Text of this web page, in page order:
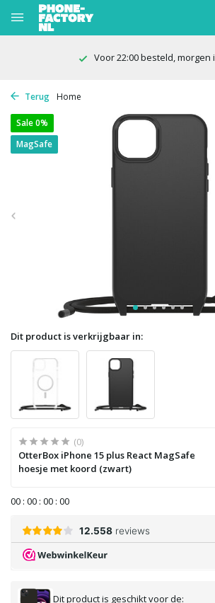
100 dagen bedenktijd
Terug Home
Sale 0%
MagSafe
Dit product is verkrijgbaar in:
(0)
OtterBox iPhone 15 plus React MagSafe
hoesje met koord (zwart)
00 : 00 : 00 : 00
Dit product is geschikt voor de: